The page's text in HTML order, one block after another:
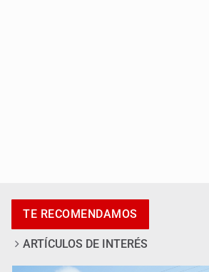
por falta de municiones
TE RECOMENDAMOS
ARTÍCULOS DE INTERÉS